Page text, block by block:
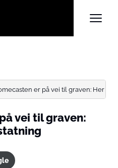
er på vei til graven: Her er
vei til graven: